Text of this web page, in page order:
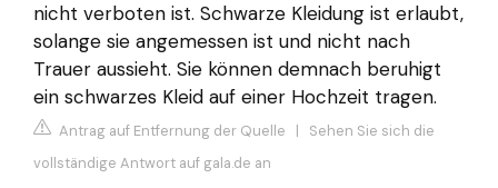
nicht verboten ist. Schwarze Kleidung ist erlaubt,
solange sie angemessen ist und nicht nach
Trauer aussieht. Sie können demnach beruhigt
ein schwarzes Kleid auf einer Hochzeit tragen.
Antrag auf Entfernung der Quelle | Sehen Sie sich die
vollständige Antwort auf gala.de an